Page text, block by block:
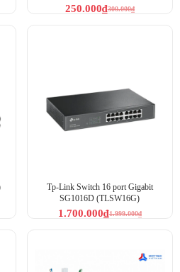
300.000₫
250.000₫
Tp-Link Switch 16 port Gigabit
SG1016D (TLSW16G)
1.999.000₫
1.700.000₫